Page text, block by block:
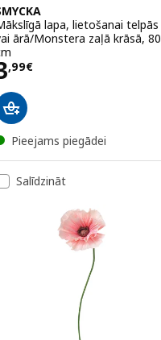
lapa, lietošanai telpās
ārā/Monstera zaļā krāsā, 80
,99€ 3,99€
Pieejams piegādei
Salīdzināt